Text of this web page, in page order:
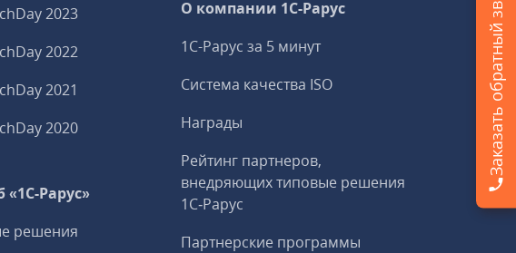
2023
2022
2021
2020
Рарус»
решения
О компании 1C-Рарус
1С-Рарус за 5 минут
Система качества ISO
Награды
Рейтинг партнеров,
внедряющих типовые решения
1С‑Рарус
Партнерские программы
Заказать обратный звонок